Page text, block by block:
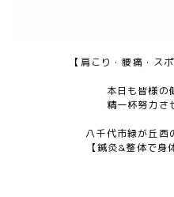
【肩こり・腰痛・ス
本日も皆様の
精一杯努力さ
八千代市緑が丘西
【鍼灸&整体で身